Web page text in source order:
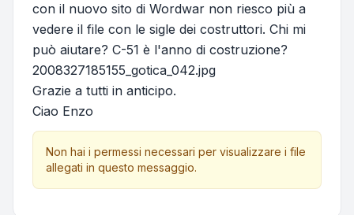
con il nuovo sito di Wordwar non riesco più a
vedere il file con le sigle dei costruttori. Chi mi
può aiutare? C-51 è l'anno di costruzione?
2008327185155_gotica_042.jpg
Grazie a tutti in anticipo.
Ciao Enzo
Non hai i permessi necessari per visualizzare i file
allegati in questo messaggio.